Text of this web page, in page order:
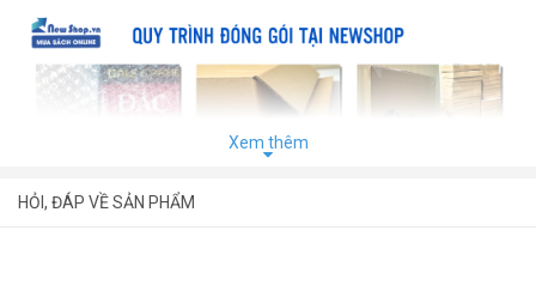
Xem thêm
HỎI, ĐÁP VỀ SẢN PHẨM